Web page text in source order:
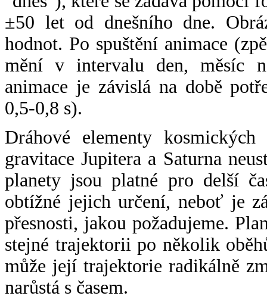
±50 let od dnešního dne.
hodnot. Po spuštění animace
mění v intervalu den, měsíc
animace je závislá na době
0,5-0,8 s).
Dráhové elementy
gravitace Jupitera a Saturna
planety jsou platné pro delší
obtížné jejich určení, neboť je
přesnosti, jakou požadujeme.
stejné trajektorii po několik
může její trajektorie radikálně
narůstá s časem.